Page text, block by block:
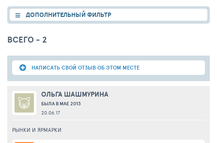
ДОПОЛНИТЕЛЬНЫЙ ФИЛЬТР
ВСЕГО - 2
НАПИСАТЬ СВОЙ ОТЗЫВ ОБ ЭТОМ МЕСТЕ
ОЛЬГА ШАШМУРИНА
БЫЛА В МАЕ 2013
20.06.17
РЫНКИ И ЯРМАРКИ